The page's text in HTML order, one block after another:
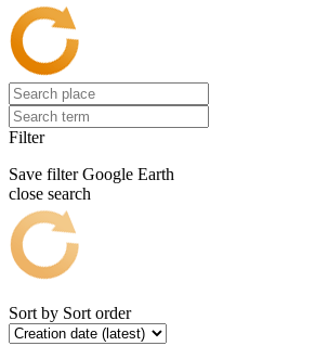
Filter
Save filter Google Earth
close search
Sort by Sort order